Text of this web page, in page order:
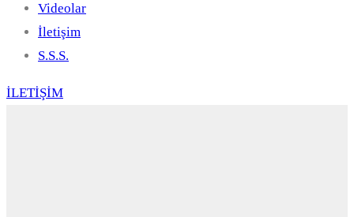
Videolar
İletişim
S.S.S.
İLETİŞİM